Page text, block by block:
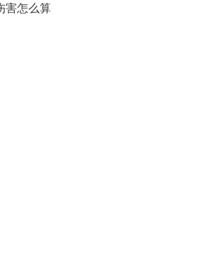
害怎么算